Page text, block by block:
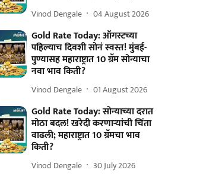
Vinod Dengale 04 August 2026
Gold Rate Today: ऑगस्टच्या
पहिल्याच दिवशी सोनं स्वस्त! मुंबई-
पुण्यासह महाराष्ट्रात 10 ग्रॅम सोन्याचा
नवा भाव किती?
Vinod Dengale 01 August 2026
Gold Rate Today: सोन्याच्या दरात
मोठा बदल! खरेदी करणाऱ्यांची चिंता
वाढली; महाराष्ट्रात 10 ग्रॅमचा भाव
किती?
Vinod Dengale 30 July 2026